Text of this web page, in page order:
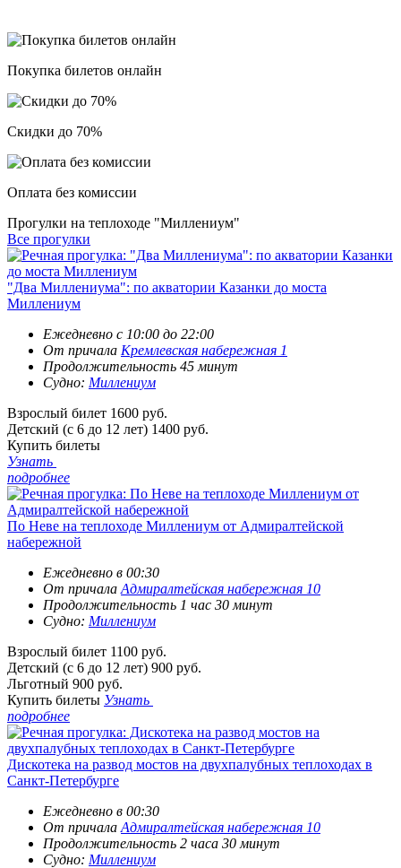
Покупка билетов онлайн
Скидки до 70%
Оплата без комиссии
Прогулки на теплоходе "Миллениум"
Все прогулки
"Два Миллениума": по акватории Казанки до моста
Миллениум
Ежедневно с 10:00 до 22:00
От причала Кремлевская набережная 1
Продолжительность 45 минут
Судно: Миллениум
Взрослый билет 1600 руб.
Детский (с 6 до 12 лет) 1400 руб.
Купить билеты
Узнать
подробнее
По Неве на теплоходе Миллениум от Адмиралтейской
набережной
Ежедневно в 00:30
От причала Адмиралтейская набережная 10
Продолжительность 1 час 30 минут
Судно: Миллениум
Взрослый билет 1100 руб.
Детский (с 6 до 12 лет) 900 руб.
Льготный 900 руб.
Купить билеты Узнать
подробнее
Дискотека на развод мостов на двухпалубных теплоходах в
Санкт-Петербурге
Ежедневно в 00:30
От причала Адмиралтейская набережная 10
Продолжительность 2 часа 30 минут
Судно: Миллениум